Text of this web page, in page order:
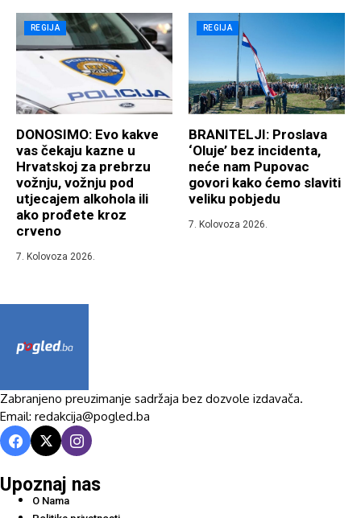
REGIJA
DONOSIMO: Evo kakve
vas čekaju kazne u
Hrvatskoj za prebrzu
vožnju, vožnju pod
utjecajem alkohola ili
ako prođete kroz
crveno
7. Kolovoza 2026.
REGIJA
BRANITELJI: Proslava
‘Oluje’ bez incidenta,
neće nam Pupovac
govori kako ćemo slaviti
veliku pobjedu
7. Kolovoza 2026.
Zabranjeno preuzimanje sadržaja bez dozvole izdavača.
Email: redakcija@pogled.ba
Upoznaj nas
O Nama